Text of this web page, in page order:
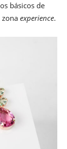
básicos de
experience.